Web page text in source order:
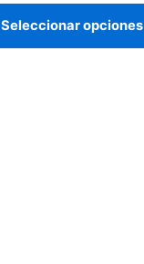
de
a
Seleccionar opciones